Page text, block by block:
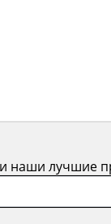
наши лучшие